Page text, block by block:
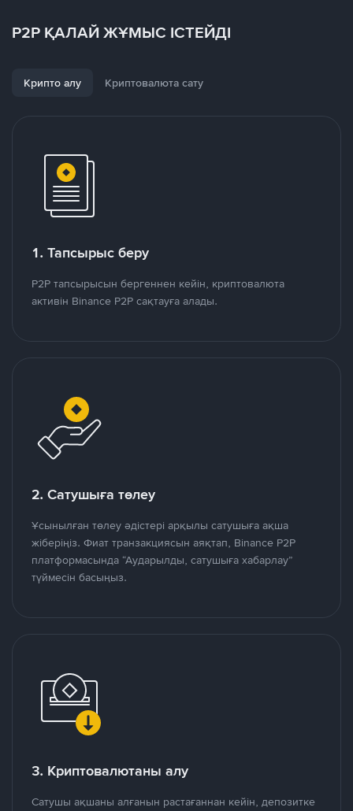
P2P ҚАЛАЙ ЖҰМЫС ІСТЕЙДІ
Крипто алу Криптовалюта сату
1. Тапсырыс беру
P2P тапсырысын бергеннен кейін, криптовалюта
активін Binance P2P сақтауға алады.
2. Сатушыға төлеу
Ұсынылған төлеу әдістері арқылы сатушыға ақша
жіберіңіз. Фиат транзакциясын аяқтап, Binance P2P
платформасында “Аударылды, сатушыға хабарлау”
түймесін басыңыз.
3. Криптовалютаны алу
Сатушы ақшаны алғанын растағаннан кейін, депозитке